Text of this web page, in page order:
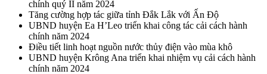
chính quý II năm 2024
Tăng cường hợp tác giữa tỉnh Đắk Lắk với Ấn Độ
UBND huyện Ea H’Leo triển khai công tác cải cách hành
chính năm 2024
Điều tiết linh hoạt nguồn nước thủy điện vào mùa khô
UBND huyện Krông Ana triển khai nhiệm vụ cải cách hành
chính năm 2024